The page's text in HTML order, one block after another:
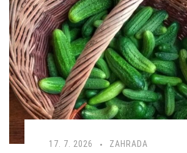
17. 7. 2026 ZAHRADA